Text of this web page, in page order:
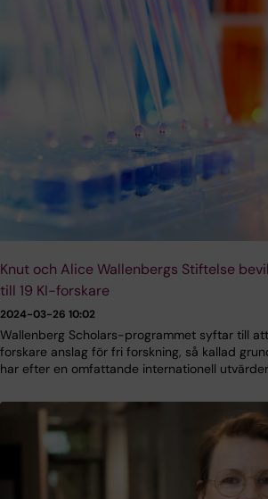
Knut och Alice Wallenbergs Stiftelse
till 19 KI-forskare
2024-03-26 10:02
Wallenberg Scholars-programmet syftar till
forskare anslag för fri forskning, så kallad
har efter en omfattande internationell